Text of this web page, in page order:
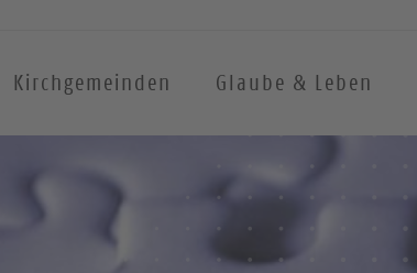
Kirchgemeinden Glaube & Leben